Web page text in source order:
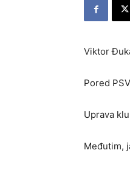
Viktor
Pored
Uprava
Međutim,